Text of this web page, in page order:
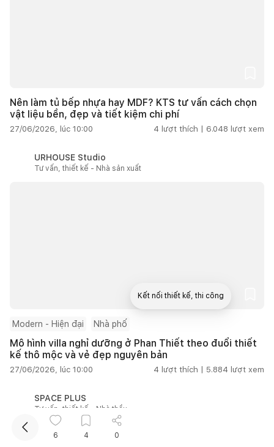
Nên làm tủ bếp nhựa hay MDF? KTS tư vấn cách chọn
vật liệu bền, đẹp và tiết kiệm chi phí
27/06/2026, lúc 10:00 4 lượt thích | 6.048 lượt xem
URHOUSE Studio
Tư vấn, thiết kế - Nhà sản xuất
Modern - Hiện đại Nhà phố
Mô hình villa nghỉ dưỡng ở Phan Thiết theo đuổi thiết
kế thô mộc và vẻ đẹp nguyên bản
27/06/2026, lúc 10:00 4 lượt thích | 5.884 lượt xem
SPACE PLUS
Tư vấn, thiết kế - Nhà thầu
6 4 0
Kết nối thiết kế, thi công